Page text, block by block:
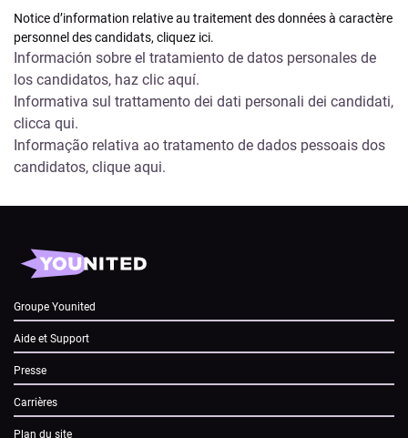
Notice d’information relative au traitement des données à caractère
personnel des candidats, cliquez ici.
Información sobre el tratamiento de datos personales de
los candidatos, haz clic aquí.
Informativa sul trattamento dei dati personali dei candidati,
clicca qui.
Informação relativa ao tratamento de dados pessoais dos
candidatos, clique aqui.
Groupe Younited
Aide et Support
Presse
Carrières
Plan du site